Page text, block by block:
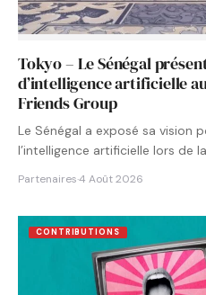
Tokyo – Le Sénégal
d’intelligence artificielle
Friends Group
Le Sénégal a exposé sa vision
l’intelligence artificielle lors de
Partenaires·4 Août 2026
CONTRIBUTIONS